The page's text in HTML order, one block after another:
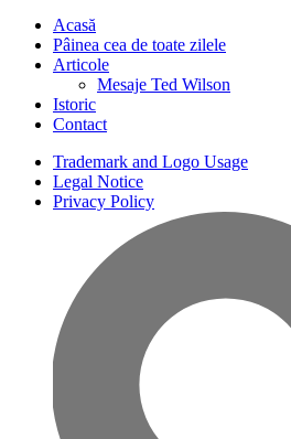
Acasă
Pâinea cea de toate zilele
Articole
Mesaje Ted Wilson
Istoric
Contact
Trademark and Logo Usage
Legal Notice
Privacy Policy